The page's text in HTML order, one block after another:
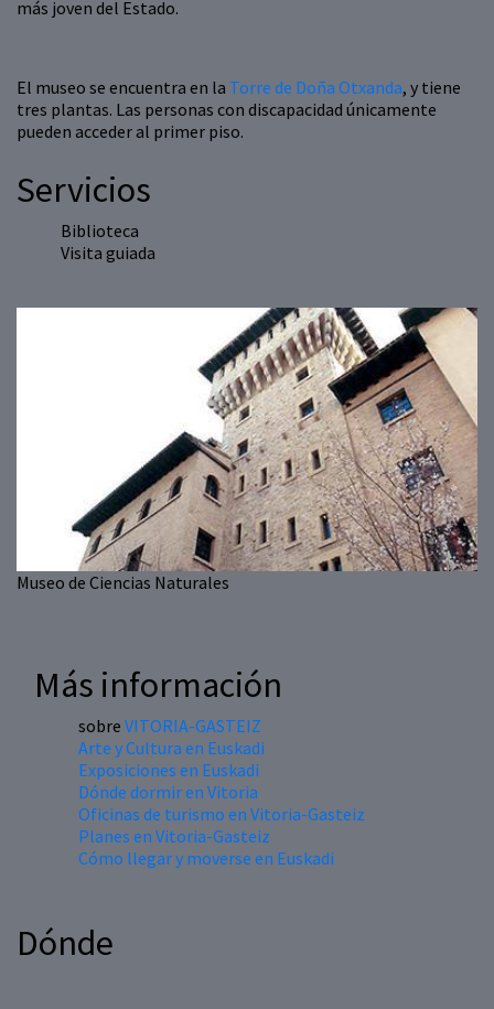
más joven del Estado.
El museo se encuentra en la Torre de Doña Otxanda, y tiene
tres plantas. Las personas con discapacidad únicamente
pueden acceder al primer piso.
Servicios
Biblioteca
Visita guiada
Museo de Ciencias Naturales
Más información
sobre VITORIA-GASTEIZ
Arte y Cultura en Euskadi
Exposiciones en Euskadi
Dónde dormir en Vitoria
Oficinas de turismo en Vitoria-Gasteiz
Planes en Vitoria-Gasteiz
Cómo llegar y moverse en Euskadi
Dónde